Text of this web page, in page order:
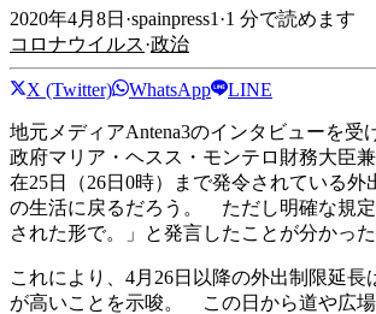
2020年4月8日 ·spainpress1 ·1 分で読めます
コロナウイルス·政治
X (Twitter) WhatsApp LINE
地元メディアAntena3のインタビューを受
政府マリア・ヘスス・モンテロ財務大臣
在25日（26日0時）まで発令されている外
の生活に戻るだろう。 ただし明確な規
された形で。」と発言したことが分かった
これにより、4月26日以降の外出制限延長
が高いことを示唆。 この日から道や広